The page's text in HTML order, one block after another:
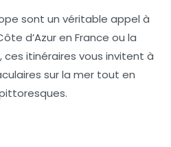
sont un véritable appel à
d’Azur en France ou la
ces itinéraires vous invitent à
sur la mer tout en